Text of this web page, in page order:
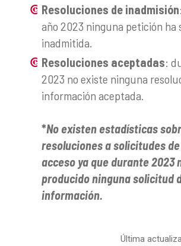
Resoluciones de inadmisión
año 2023 ninguna petición ha
inadmitida.
Resoluciones aceptadas:
2023 no existe ninguna
información aceptada.
*No existen estadísticas
resoluciones a solicitudes
acceso ya que durante 2023
producido ninguna solicitud
información.
Última